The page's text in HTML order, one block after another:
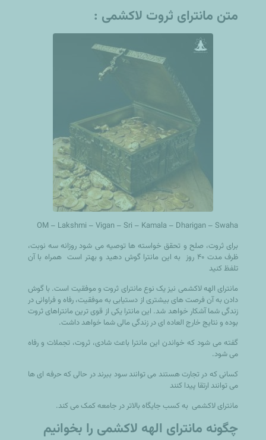
متن مانترای ثروت لاکشمی :
OM – Lakshmi – Vigan – Sri – Kamala – Dharigan – Swaha
برای ثروت، صلح و تحقق خواسته ها توصیه می شود روزانه سه نوبت،
ظرف مدت ۴۰ روز به این مانترا گوش دهید و بهتر است همراه با آن
تلفظ کنید
مانترای الهه لاکشمی نیز یک نوع مانترای ثروت و موفقیت است. با گوش
دادن به آن فرصت های بیشتری از دستیابی به موفقیت، رفاه و فراوانی در
زندگی شما آشکار خواهد شد. این مانترا یکی از قوی ترین مانتراهای ثروت
بوده و نتایج خارج العاده ای در زندگی مالی شما خواهد داشت.
گفته می شود که خواندن این مانترا باعث شادی، ثروت، تجملات و رفاه
می شود.
کسانی که در تجارت هستند می توانند سود ببرند در حالی که حرفه ای ها
می توانند ارتقا پیدا کنند
مانترای لاکشمی به کسب جایگاه بالاتر در جامعه کمک می کند.
چگونه مانترای الهه لاکشمی را بخوانیم